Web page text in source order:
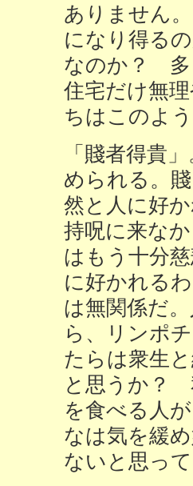
ありません
になり得る
なのか？ 多
住宅だけ無
ちはこのよ
「賤者得貴
められる。
然と人に好
持呪に来な
はもう十分
に好かれる
は無関係だ
ら、リンポ
たらは衆生
と思うか？
を食べる人
なは気を緩
ないと思っ